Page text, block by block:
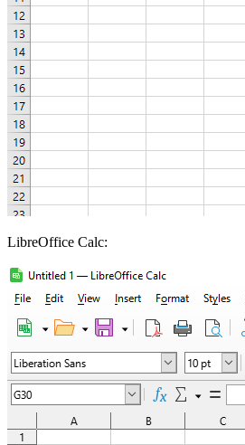
LibreOffice Calc: